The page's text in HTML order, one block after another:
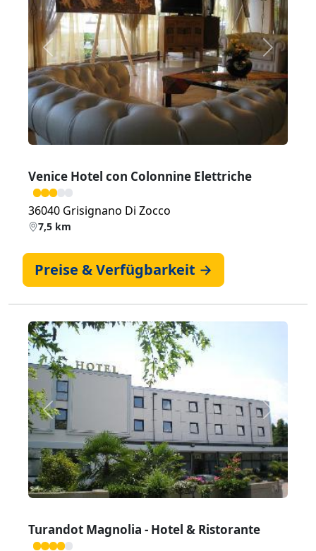
Zurück Weiter
Venice Hotel con Colonnine Elettriche
36040 Grisignano Di Zocco
7,5 km
Preise & Verfügbarkeit →
Zurück Weiter
Turandot Magnolia - Hotel & Ristorante